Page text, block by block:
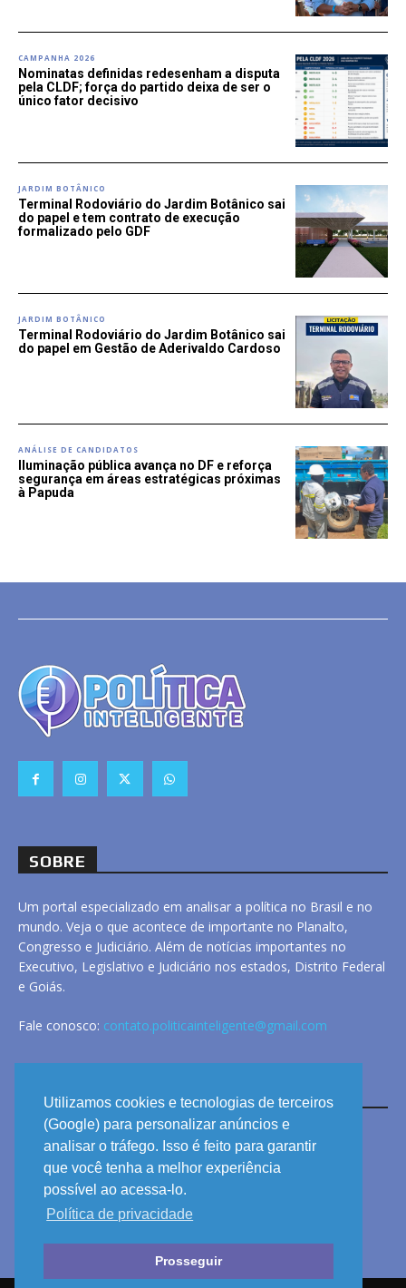
Utilizamos cookies e tecnologias de terceiros
(Google) para personalizar anúncios e
analisar o tráfego. Isso é feito para garantir
que você tenha a melhor experiência
possível ao acessa-lo.
Política de privacidade
Prosseguir
CAMPANHA 2026
Nominatas definidas redesenham a disputa
pela CLDF; força do partido deixa de ser o
único fator decisivo
JARDIM BOTÂNICO
Terminal Rodoviário do Jardim Botânico sai
do papel e tem contrato de execução
formalizado pelo GDF
JARDIM BOTÂNICO
Terminal Rodoviário do Jardim Botânico sai
do papel em Gestão de Aderivaldo Cardoso
ANÁLISE DE CANDIDATOS
Iluminação pública avança no DF e reforça
segurança em áreas estratégicas próximas
à Papuda
SOBRE
Um portal especializado em analisar a política no Brasil e no
mundo. Veja o que acontece de importante no Planalto,
Congresso e Judiciário. Além de notícias importantes no
Executivo, Legislativo e Judiciário nos estados, Distrito Federal
e Goiás.
Fale conosco: contato.politicainteligente@gmail.com
LINKS
ANUNCIE
PRIVACIDADE
CONTATO